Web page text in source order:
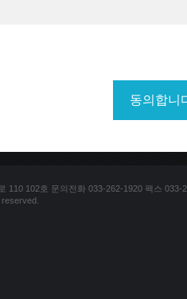
110 102호 문의전화 033-262-1920 팩스 033-